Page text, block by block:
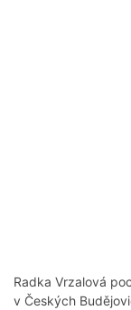
Radka Vrzalová
v Českých